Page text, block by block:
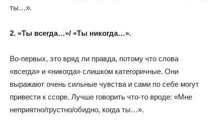
ты…».
2. «Ты всегда…»/ «Ты никогда…».
Во-первых, это вряд ли правда, потому что слова
«всегда» и «никогда» слишком категоричные. Они
выражают очень сильные чувства и сами по себе могут
привести к ссоре. Лучше говорить что-то вроде: «Мне
неприятно/грустно/обидно, когда ты…».